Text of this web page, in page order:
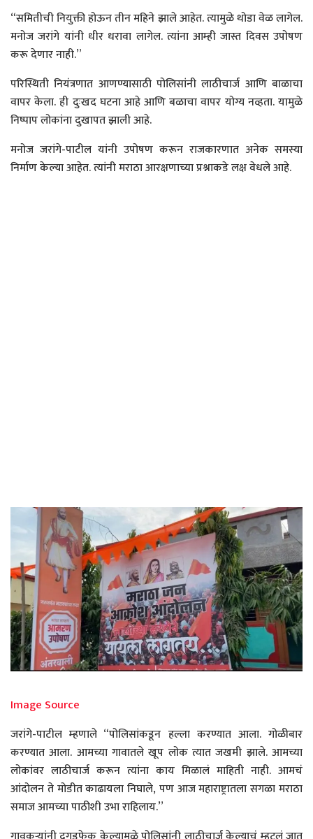
“समितीची नियुक्ती होऊन तीन महिने झाले आहेत. त्यामुळे थोडा वेळ लागेल.
मनोज जरांगे यांनी धीर धरावा लागेल. त्यांना आम्ही जास्त दिवस उपोषण
करू देणार नाही.”
परिस्थिती नियंत्रणात आणण्यासाठी पोलिसांनी लाठीचार्ज आणि बाळाचा
वापर केला. ही दुःखद घटना आहे आणि बळाचा वापर योग्य नव्हता. यामुळे
निष्पाप लोकांना दुखापत झाली आहे.
मनोज जरांगे-पाटील यांनी उपोषण करून राजकारणात अनेक समस्या
निर्माण केल्या आहेत. त्यांनी मराठा आरक्षणाच्या प्रश्नाकडे लक्ष वेधले आहे.
Image Source
जरांगे-पाटील म्हणाले “पोलिसांकडून हल्ला करण्यात आला. गोळीबार
करण्यात आला. आमच्या गावातले खूप लोक त्यात जखमी झाले. आमच्या
लोकांवर लाठीचार्ज करून त्यांना काय मिळालं माहिती नाही. आमचं
आंदोलन ते मोडीत काढायला निघाले, पण आज महाराष्ट्रातला सगळा मराठा
समाज आमच्या पाठीशी उभा राहिलाय.”